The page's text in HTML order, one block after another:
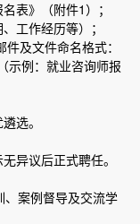
表》（附件1）；
工作经历等）；
及文件命名格式：
示例：就业咨询师报
选。
异议后正式聘任。
、案例督导及交流学